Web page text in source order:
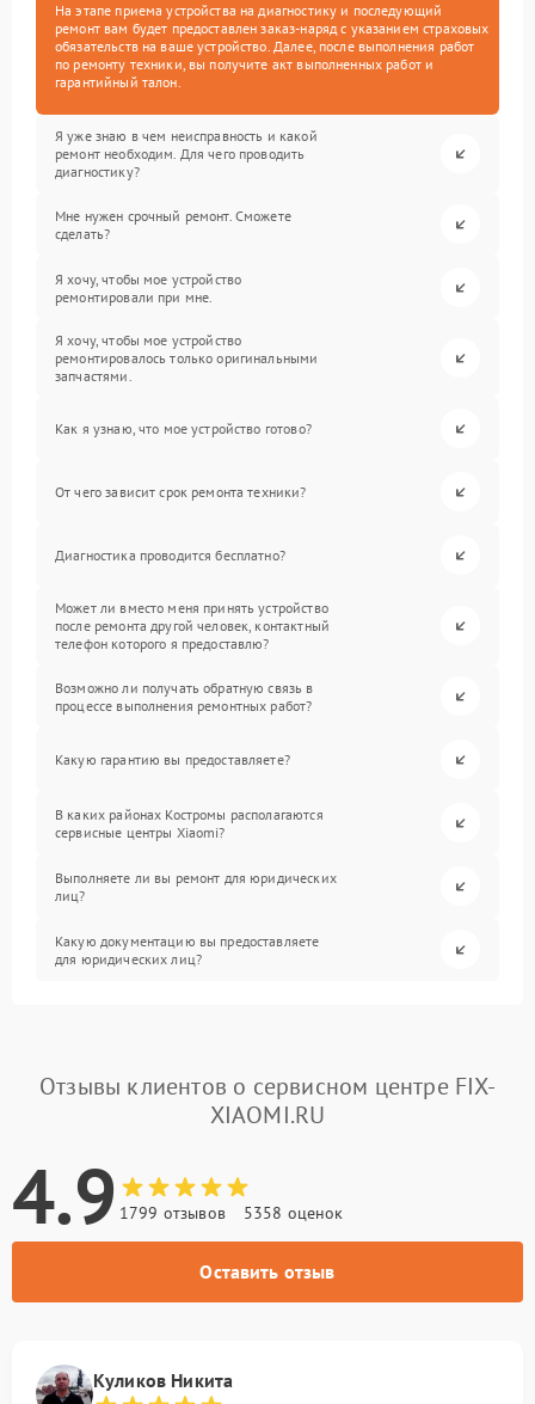
На этапе приема устройства на диагностику и последующий
ремонт вам будет предоставлен заказ-наряд с указанием страховых
обязательств на ваше устройство. Далее, после выполнения работ
по ремонту техники, вы получите акт выполненных работ и
гарантийный талон.
Я уже знаю в чем неисправность и какой
ремонт необходим. Для чего проводить
диагностику?
Мне нужен срочный ремонт. Сможете
сделать?
Я хочу, чтобы мое устройство
ремонтировали при мне.
Я хочу, чтобы мое устройство
ремонтировалось только оригинальными
запчастями.
Как я узнаю, что мое устройство готово?
От чего зависит срок ремонта техники?
Диагностика проводится бесплатно?
Может ли вместо меня принять устройство
после ремонта другой человек, контактный
телефон которого я предоставлю?
Возможно ли получать обратную связь в
процессе выполнения ремонтных работ?
Какую гарантию вы предоставляете?
В каких районах Костромы располагаются
сервисные центры Xiaomi?
Выполняете ли вы ремонт для юридических
лиц?
Какую документацию вы предоставляете
для юридических лиц?
Отзывы клиентов о сервисном центре FIX-
XIAOMI.RU
4.9 1799 отзывов 5358 оценок
Оставить отзыв
Куликов Никита